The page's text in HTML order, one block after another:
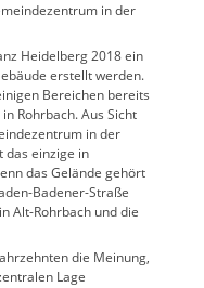
in der
Heidelberg 2018 ein
erstellt werden.
Bereichen bereits
Rohrbach. Aus Sicht
in der
das einzige in
das Gelände gehört
Badener-Straße
Alt-Rohrbach und die
die Meinung,
Lage